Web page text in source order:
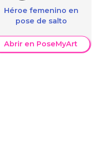
Héroe femenino en
pose de salto
Abrir en PoseMyArt